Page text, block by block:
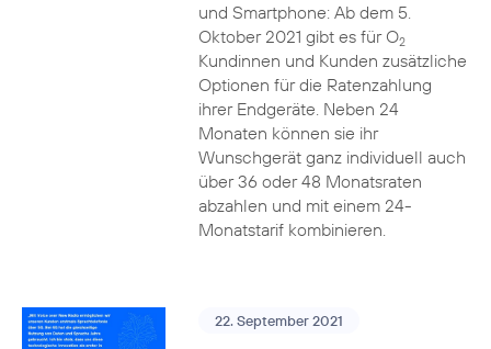
und Smartphone: Ab dem 5.
Oktober 2021 gibt es für O2
Kundinnen und Kunden zusätzliche
Optionen für die Ratenzahlung
ihrer Endgeräte. Neben 24
Monaten können sie ihr
Wunschgerät ganz individuell auch
über 36 oder 48 Monatsraten
abzahlen und mit einem 24-
Monatstarif kombinieren.
22. September 2021